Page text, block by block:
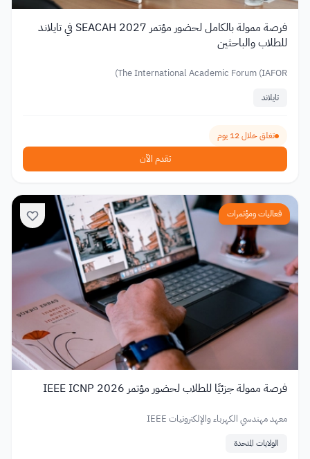
فرصة ممولة بالكامل لحضور مؤتمر SEACAH 2027 في تايلاند
للطلاب والباحثين
The International Academic Forum (IAFOR)
تايلاند
تغلق خلال 12 يوم
تقدم الآن
فعاليات ومؤتمرات
فرصة ممولة جزئيًا للطلاب لحضور مؤتمر IEEE ICNP 2026
معهد مهندسي الكهرباء والإلكترونيات IEEE
الولايات المتحدة